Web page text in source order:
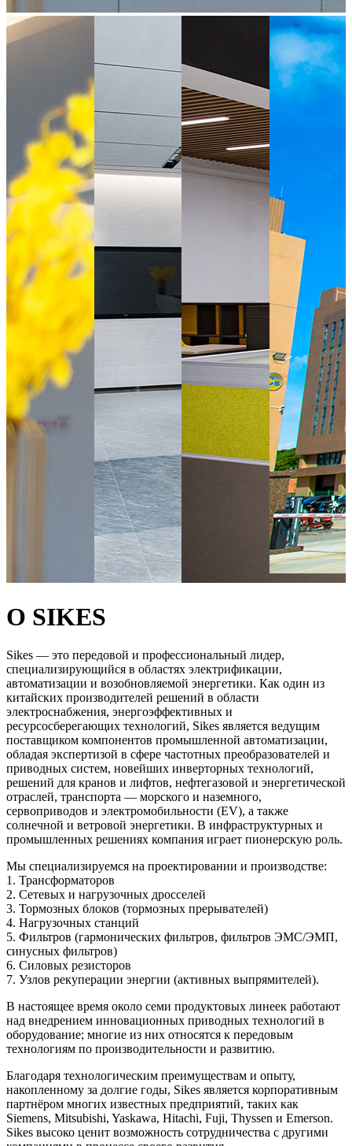
О SIKES
Sikes — это передовой и профессиональный лидер,
специализирующийся в областях электрификации,
автоматизации и возобновляемой энергетики. Как один из
китайских производителей решений в области
электроснабжения, энергоэффективных и
ресурсосберегающих технологий, Sikes является ведущим
поставщиком компонентов промышленной автоматизации,
обладая экспертизой в сфере частотных преобразователей и
приводных систем, новейших инверторных технологий,
решений для кранов и лифтов, нефтегазовой и энергетической
отраслей, транспорта — морского и наземного,
сервоприводов и электромобильности (EV), а также
солнечной и ветровой энергетики. В инфраструктурных и
промышленных решениях компания играет пионерскую роль.
Мы специализируемся на проектировании и производстве:
1. Трансформаторов
2. Сетевых и нагрузочных дросселей
3. Тормозных блоков (тормозных прерывателей)
4. Нагрузочных станций
5. Фильтров (гармонических фильтров, фильтров ЭМС/ЭМП,
синусных фильтров)
6. Силовых резисторов
7. Узлов рекуперации энергии (активных выпрямителей).
В настоящее время около семи продуктовых линеек работают
над внедрением инновационных приводных технологий в
оборудование; многие из них относятся к передовым
технологиям по производительности и развитию.
Благодаря технологическим преимуществам и опыту,
накопленному за долгие годы, Sikes является корпоративным
партнёром многих известных предприятий, таких как
Siemens, Mitsubishi, Yaskawa, Hitachi, Fuji, Thyssen и Emerson.
Sikes высоко ценит возможность сотрудничества с другими